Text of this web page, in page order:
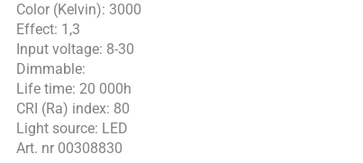
Color (Kelvin): 3000
Effect: 1,3
Input voltage: 8-30
Dimmable:
Life time: 20 000h
CRI (Ra) index: 80
Light source: LED
Art. nr 00308830